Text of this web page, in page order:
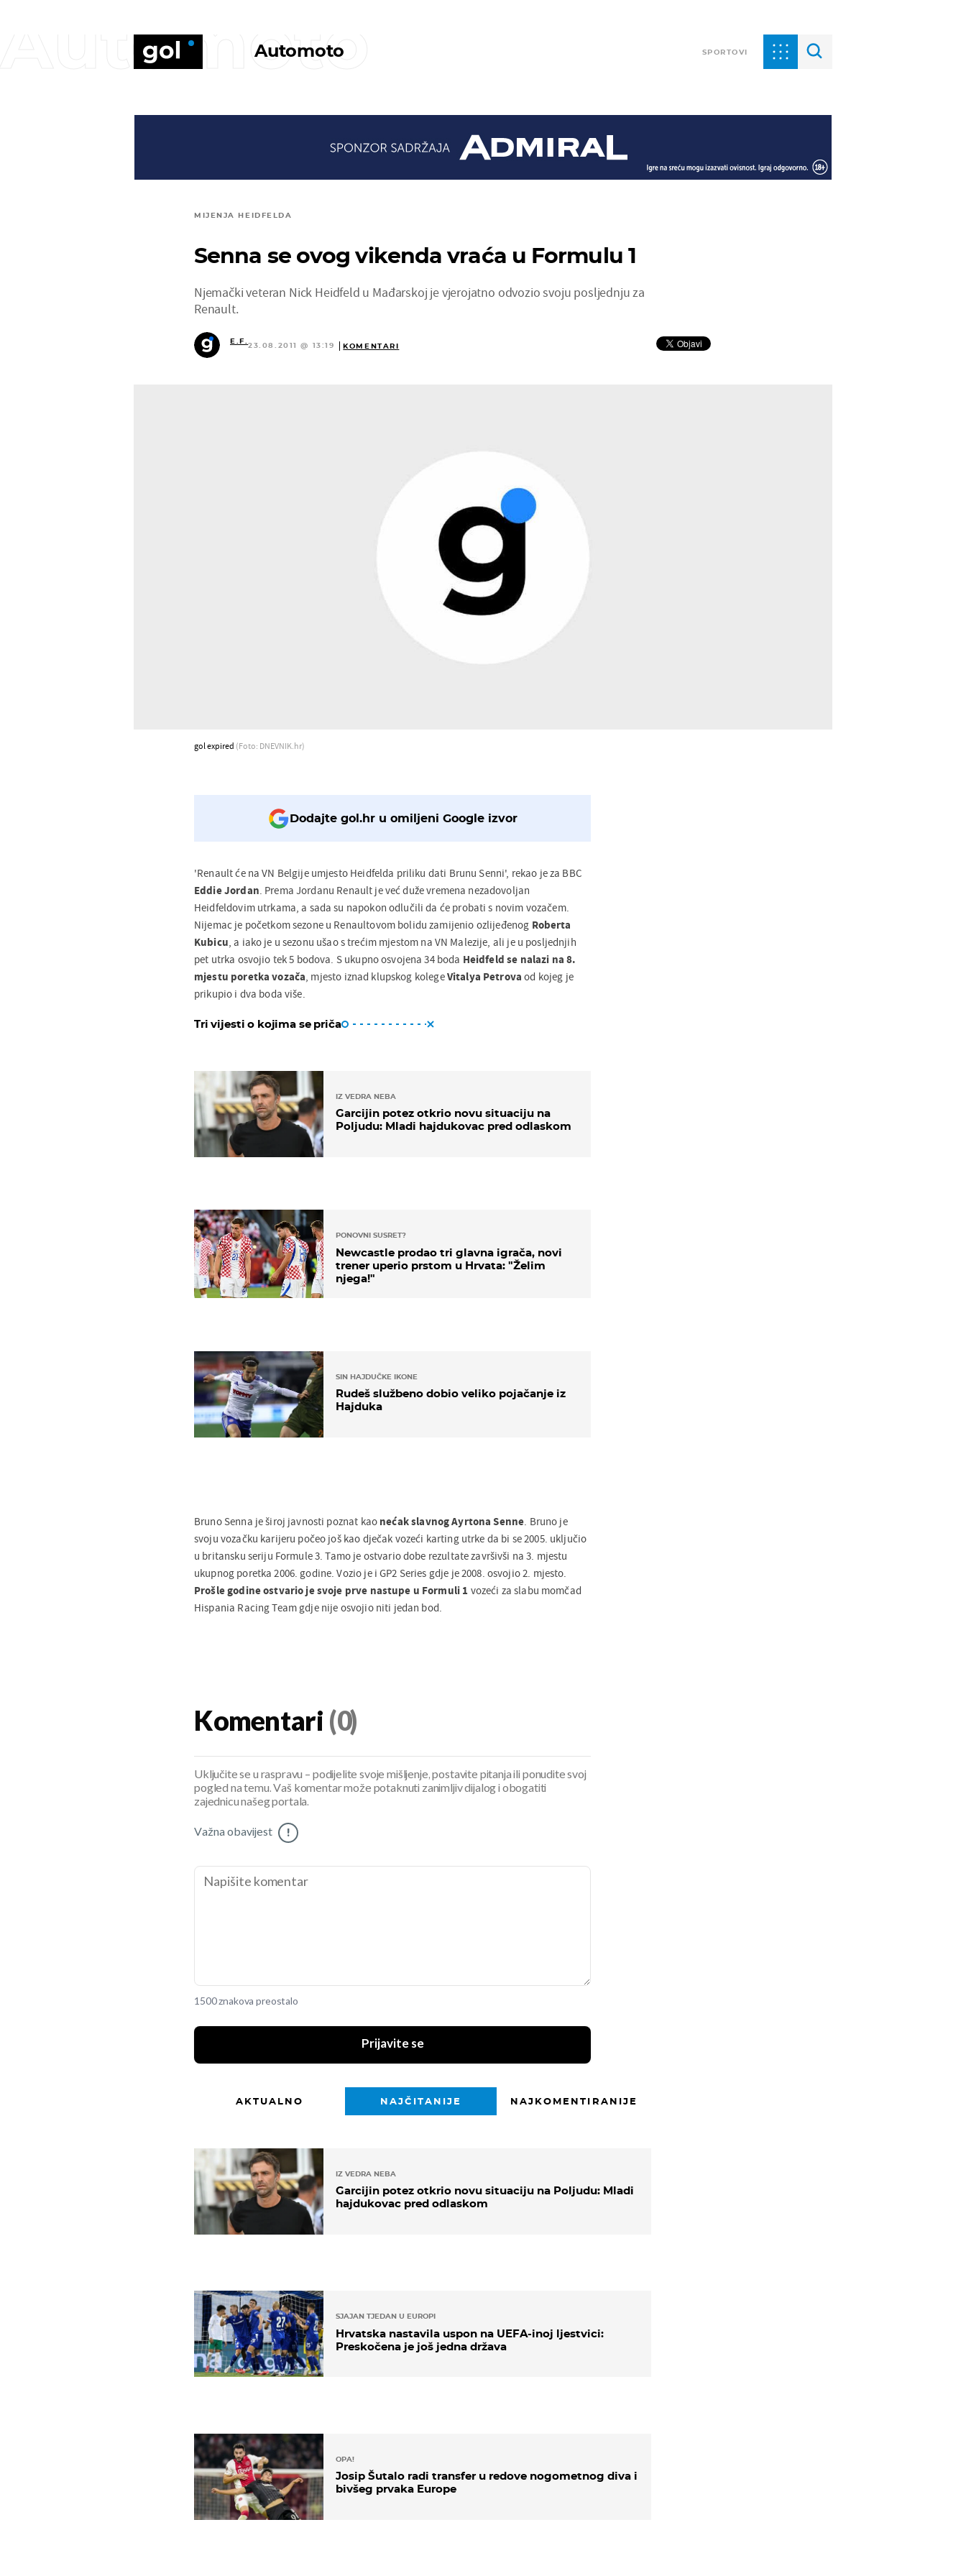
Automoto SPORTOVI
Automoto
MIJENJA HEIDFELDA
Senna se ovog vikenda vraća u Formulu 1
Njemački veteran Nick Heidfeld u Mađarskoj je vjerojatno odvozio svoju posljednju za
Renault.
E.F.
23.08.2011 @ 13:19 KOMENTARI
gol expired (Foto: DNEVNIK.hr)
Dodajte gol.hr u omiljeni Google izvor
'Renault će na VN Belgije umjesto Heidfelda priliku dati Brunu Senni', rekao je za BBC
Eddie Jordan. Prema Jordanu Renault je već duže vremena nezadovoljan
Heidfeldovim utrkama, a sada su napokon odlučili da će probati s novim vozačem.
Nijemac je početkom sezone u Renaultovom bolidu zamijenio ozlijeđenog Roberta
Kubicu, a iako je u sezonu ušao s trećim mjestom na VN Malezije, ali je u posljednjih
pet utrka osvojio tek 5 bodova. S ukupno osvojena 34 boda Heidfeld se nalazi na 8.
mjestu poretka vozača, mjesto iznad klupskog kolegeVitalya Petrova od kojeg je
prikupio i dva boda više.
Tri vijesti o kojima se priča
IZ VEDRA NEBA
Garcijin potez otkrio novu situaciju na
Poljudu: Mladi hajdukovac pred odlaskom
PONOVNI SUSRET?
Newcastle prodao tri glavna igrača, novi
trener uperio prstom u Hrvata: "Želim
njega!"
SIN HAJDUČKE IKONE
Rudeš službeno dobio veliko pojačanje iz
Hajduka
Bruno Senna je široj javnosti poznat kao nećak slavnog Ayrtona Senne. Bruno je
svoju vozačku karijeru počeo još kao dječak vozeći karting utrke da bi se 2005. uključio
u britansku seriju Formule 3. Tamo je ostvario dobe rezultate završivši na 3. mjestu
ukupnog poretka 2006. godine. Vozio je i GP2 Series gdje je 2008. osvojio 2. mjesto.
Prošle godine ostvario je svoje prve nastupe u Formuli 1 vozeći za slabu momčad
Hispania Racing Team gdje nije osvojio niti jedan bod.
Komentari (0)
Uključite se u raspravu – podijelite svoje mišljenje, postavite pitanja ili ponudite svoj
pogled na temu. Vaš komentar može potaknuti zanimljiv dijalog i obogatiti
zajednicu našeg portala.
Važna obavijest !
1500 znakova preostalo
Prijavite se
AKTUALNO NAJČITANIJE NAJKOMENTIRANIJE
IZ VEDRA NEBA
Garcijin potez otkrio novu situaciju na Poljudu: Mladi
hajdukovac pred odlaskom
SJAJAN TJEDAN U EUROPI
Hrvatska nastavila uspon na UEFA-inoj ljestvici:
Preskočena je još jedna država
OPA!
Josip Šutalo radi transfer u redove nogometnog diva i
bivšeg prvaka Europe